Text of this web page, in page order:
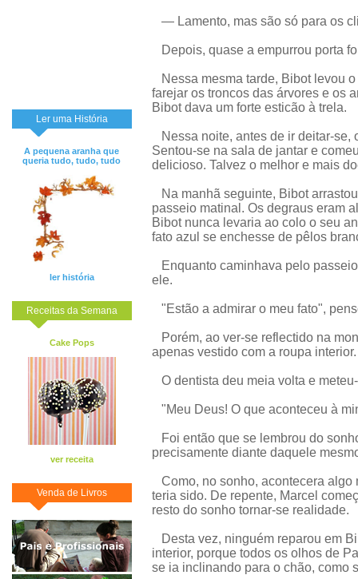
Ler uma História
A pequena aranha que
queria tudo, tudo, tudo
ler história
Receitas da Semana
Cake Pops
ver receita
Venda de Livros
— Lamento, mas são só para os
Depois, quase a empurrou porta
Nessa mesma tarde, Bibot levou
farejar os troncos das árvores e os
Bibot dava um forte esticão à trela.
Nessa noite, antes de ir deitar-se,
Sentou-se na sala de jantar e
delicioso. Talvez o melhor e mais
Na manhã seguinte, Bibot
passeio matinal. Os degraus eram
Bibot nunca levaria ao colo o seu
fato azul se enchesse de pêlos
Enquanto caminhava pelo
ele.
"Estão a admirar o meu fato",
Porém, ao ver-se reflectido na
apenas vestido com a roupa interior.
O dentista deu meia volta e
"Meu Deus! O que aconteceu à
Foi então que se lembrou do
precisamente diante daquele
Como, no sonho, acontecera algo
teria sido. De repente, Marcel
resto do sonho tornar-se realidade.
Desta vez, ninguém reparou em
interior, porque todos os olhos de
se ia inclinando para o chão, como